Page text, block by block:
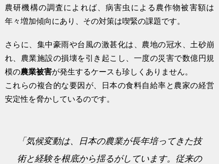
農研機構の調査によれば、病害虫による農作物被害額は
年々増加傾向にあり、その対策は喫緊の課題です。
さらに、集中豪雨や台風の激甚化は、農地の冠水、土砂崩
れ、農業施設の損壊を引き起こし、一度の災害で数億円規
模の農業被害が発生するケースも珍しくありません。
これらの複合的な要因が、日本の食料自給率と農家の経営
安定性を脅かしているのです。
「気候変動は、日本の農業が長年培ってきた技
術と経験を根底から揺るがしています。従来の